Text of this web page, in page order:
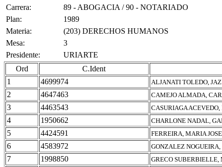
Carrera:
89 - ABOGACIA / 90 - NOTARIADO
Plan:
1989
Materia:
(203) DERECHOS HUMANOS
Mesa:
3
Presidente:
URIARTE
Ord
C.Ident
1
4699974 ALJANATI TOLEDO,
2 4647463 CAMEJO ALMADA,
3 4463543 CASURIAGA
4 1950662 CHARLONE NADAL,
5 4424591 FERREIRA, MARIA JOSE
6 4583972 GONZALEZ
7 1998850 GRECO SUBERBIELLE,